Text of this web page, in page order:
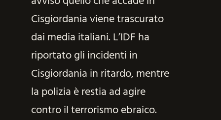
Cisgiordania viene trascurato
dai media italiani. L’IDF ha
riportato gli incidenti in
Cisgiordania in ritardo, mentre
la polizia è restia ad agire
contro il terrorismo ebraico.